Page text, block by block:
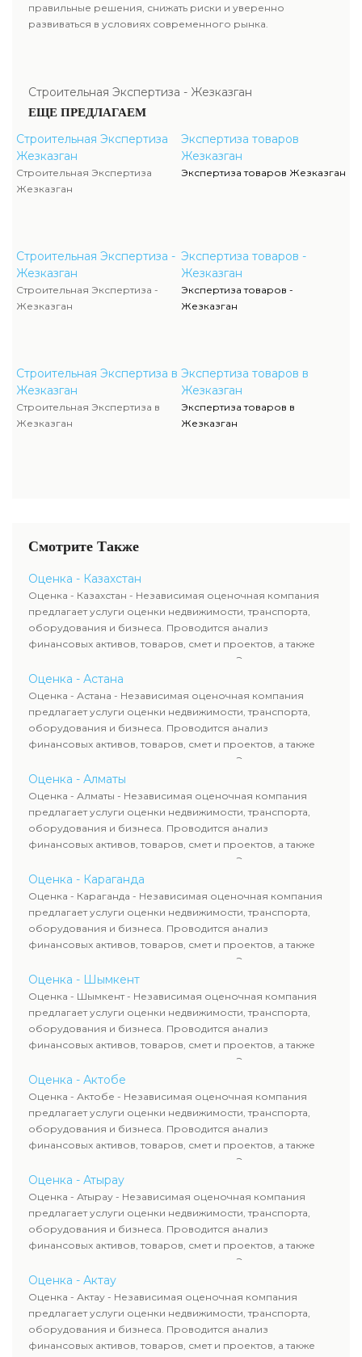
правильные решения, снижать риски и уверенно
развиваться в условиях современного рынка.
Строительная Экспертиза - Жезказган
ЕЩЕ ПРЕДЛАГАЕМ
Строительная Экспертиза
Жезказган
Строительная Экспертиза
Жезказган
Строительная Экспертиза -
Жезказган
Строительная Экспертиза -
Жезказган
Строительная Экспертиза в
Жезказган
Строительная Экспертиза в
Жезказган
Экспертиза товаров
Жезказган
Экспертиза товаров Жезказган
Экспертиза товаров -
Жезказган
Экспертиза товаров -
Жезказган
Экспертиза товаров в
Жезказган
Экспертиза товаров в
Жезказган
Смотрите Также
Оценка - Казахстан
Оценка - Казахстан - Независимая оценочная компания
предлагает услуги оценки недвижимости, транспорта,
оборудования и бизнеса. Проводится анализ
финансовых активов, товаров, смет и проектов, а также
оценка животных и недропользования. Эксперты
определяют рыночную стоимость имущества и
рассчитывают ущерб. Все отчеты соответствуют
требованиям законодательства и используются для
сделок, кредитования и судебных процессов.
Оценка - Астана
Оценка - Астана - Независимая оценочная компания
предлагает услуги оценки недвижимости, транспорта,
оборудования и бизнеса. Проводится анализ
финансовых активов, товаров, смет и проектов, а также
оценка животных и недропользования. Эксперты
определяют рыночную стоимость имущества и
рассчитывают ущерб. Все отчеты соответствуют
требованиям законодательства и используются для
сделок, кредитования и судебных процессов.
Оценка - Алматы
Оценка - Алматы - Независимая оценочная компания
предлагает услуги оценки недвижимости, транспорта,
оборудования и бизнеса. Проводится анализ
финансовых активов, товаров, смет и проектов, а также
оценка животных и недропользования. Эксперты
определяют рыночную стоимость имущества и
рассчитывают ущерб. Все отчеты соответствуют
требованиям законодательства и используются для
сделок, кредитования и судебных процессов.
Оценка - Караганда
Оценка - Караганда - Независимая оценочная компания
предлагает услуги оценки недвижимости, транспорта,
оборудования и бизнеса. Проводится анализ
финансовых активов, товаров, смет и проектов, а также
оценка животных и недропользования. Эксперты
определяют рыночную стоимость имущества и
рассчитывают ущерб. Все отчеты соответствуют
требованиям законодательства и используются для
сделок, кредитования и судебных процессов.
Оценка - Шымкент
Оценка - Шымкент - Независимая оценочная компания
предлагает услуги оценки недвижимости, транспорта,
оборудования и бизнеса. Проводится анализ
финансовых активов, товаров, смет и проектов, а также
оценка животных и недропользования. Эксперты
определяют рыночную стоимость имущества и
рассчитывают ущерб. Все отчеты соответствуют
требованиям законодательства и используются для
сделок, кредитования и судебных процессов.
Оценка - Актобе
Оценка - Актобе - Независимая оценочная компания
предлагает услуги оценки недвижимости, транспорта,
оборудования и бизнеса. Проводится анализ
финансовых активов, товаров, смет и проектов, а также
оценка животных и недропользования. Эксперты
определяют рыночную стоимость имущества и
рассчитывают ущерб. Все отчеты соответствуют
требованиям законодательства и используются для
сделок, кредитования и судебных процессов.
Оценка - Атырау
Оценка - Атырау - Независимая оценочная компания
предлагает услуги оценки недвижимости, транспорта,
оборудования и бизнеса. Проводится анализ
финансовых активов, товаров, смет и проектов, а также
оценка животных и недропользования. Эксперты
определяют рыночную стоимость имущества и
рассчитывают ущерб. Все отчеты соответствуют
требованиям законодательства и используются для
сделок, кредитования и судебных процессов.
Оценка - Актау
Оценка - Актау - Независимая оценочная компания
предлагает услуги оценки недвижимости, транспорта,
оборудования и бизнеса. Проводится анализ
финансовых активов, товаров, смет и проектов, а также